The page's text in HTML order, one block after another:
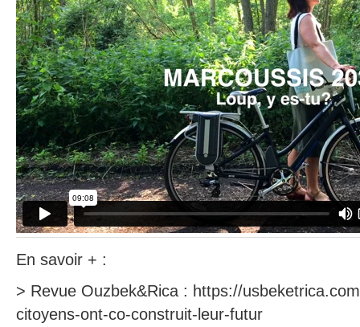
En savoir + :
> Revue Ouzbek&Rica : https://
citoyens-ont-co-construit-leur-futur